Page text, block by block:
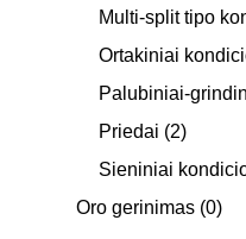
Multi-split tipo
Ortakiniai
Palubiniai-
Priedai (2)
Sieniniai
Oro gerinimas (0)